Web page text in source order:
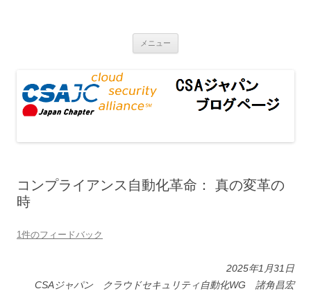
メニュー
コンプライアンス自動化革命： 真の変革の
時
1件のフィードバック
2025年1月31日
CSAジャパン クラウドセキュリティ自動化WG 諸角昌宏